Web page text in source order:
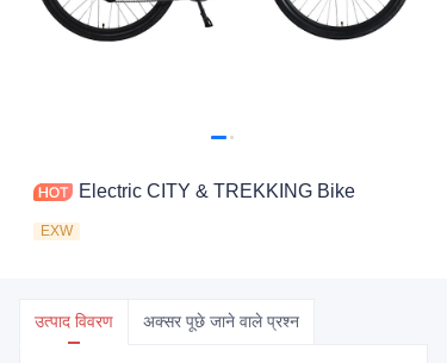
Electric CITY & TREKKING Bike
EXW
उत्पाद विवरण अक्सर पूछे जाने वाले प्रश्न
विनिर्माण आधार और प्रक्रिया